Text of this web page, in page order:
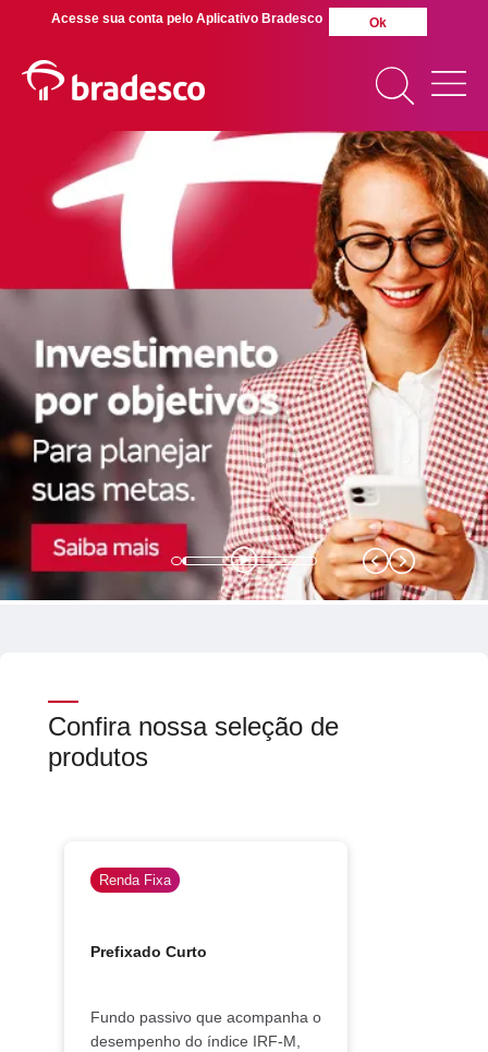
MAIS BUSCADOS
SUAS BUSCAS
SEPARAMOS PARA VOCÊ
Antecipação
Imposto de
renda
Bradesco
Explica
de
Dívidas
Confira nossa seleção de
produtos
Renda Fixa
Prefixado Curto
Fundo passivo que acompanha o
desempenho do índice IRF-M,
Acesse sua conta pelo Aplicativo Bradesco Ok